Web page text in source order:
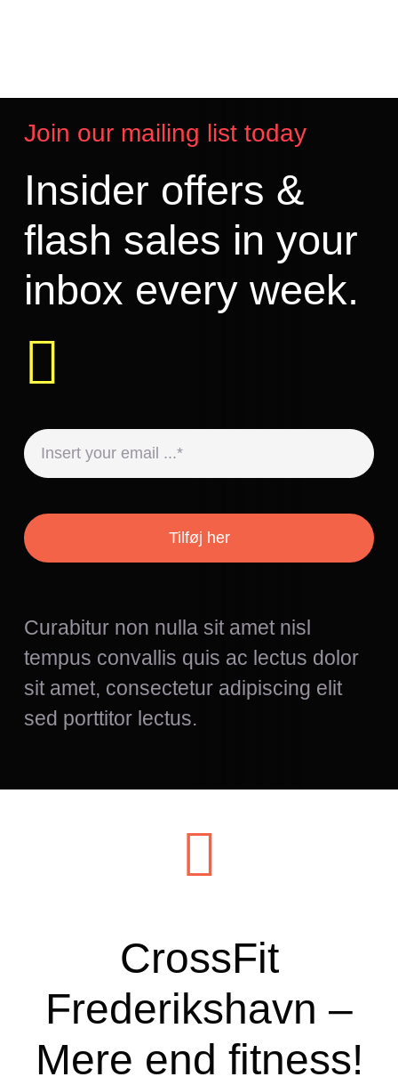
Join our mailing list today
Insider offers &
flash sales in your
inbox every week.
Tilføj her
Curabitur non nulla sit amet nisl
tempus convallis quis ac lectus dolor
sit amet, consectetur adipiscing elit
sed porttitor lectus.
CrossFit
Frederikshavn –
Mere end fitness!